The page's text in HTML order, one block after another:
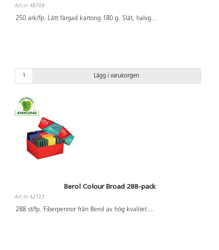
Art.nr 48709
250 ark/fp. Lätt färgad kartong 180 g. Slät, halvg...
Lägg i varukorgen
Berol Colour Broad 288-pack
Art.nr 42723
288 st/fp. Fiberpennor från Berol av hög kvalitet....